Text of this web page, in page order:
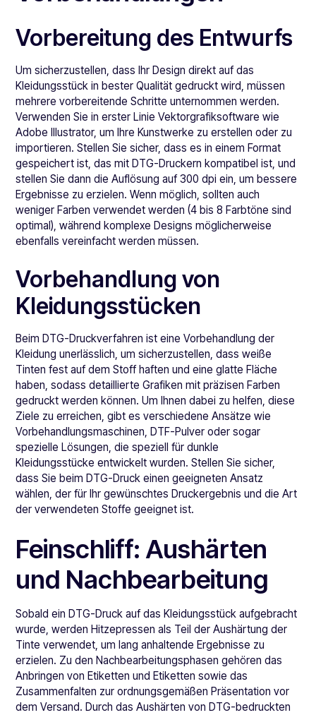
Vorbereitung des Entwurfs
Um sicherzustellen, dass Ihr Design direkt auf das
Kleidungsstück in bester Qualität gedruckt wird, müssen
mehrere vorbereitende Schritte unternommen werden.
Verwenden Sie in erster Linie Vektorgrafiksoftware wie
Adobe Illustrator, um Ihre Kunstwerke zu erstellen oder zu
importieren. Stellen Sie sicher, dass es in einem Format
gespeichert ist, das mit DTG-Druckern kompatibel ist, und
stellen Sie dann die Auflösung auf 300 dpi ein, um bessere
Ergebnisse zu erzielen. Wenn möglich, sollten auch
weniger Farben verwendet werden (4 bis 8 Farbtöne sind
optimal), während komplexe Designs möglicherweise
ebenfalls vereinfacht werden müssen.
Vorbehandlung von
Kleidungsstücken
Beim DTG-Druckverfahren ist eine Vorbehandlung der
Kleidung unerlässlich, um sicherzustellen, dass weiße
Tinten fest auf dem Stoff haften und eine glatte Fläche
haben, sodass detaillierte Grafiken mit präzisen Farben
gedruckt werden können. Um Ihnen dabei zu helfen, diese
Ziele zu erreichen, gibt es verschiedene Ansätze wie
Vorbehandlungsmaschinen, DTF-Pulver oder sogar
spezielle Lösungen, die speziell für dunkle
Kleidungsstücke entwickelt wurden. Stellen Sie sicher,
dass Sie beim DTG-Druck einen geeigneten Ansatz
wählen, der für Ihr gewünschtes Druckergebnis und die Art
der verwendeten Stoffe geeignet ist.
Feinschliff: Aushärten
und Nachbearbeitung
Sobald ein DTG-Druck auf das Kleidungsstück aufgebracht
wurde, werden Hitzepressen als Teil der Aushärtung der
Tinte verwendet, um lang anhaltende Ergebnisse zu
erzielen. Zu den Nachbearbeitungsphasen gehören das
Anbringen von Etiketten und Etiketten sowie das
Zusammenfalten zur ordnungsgemäßen Präsentation vor
dem Versand. Durch das Aushärten von DTG-bedruckten